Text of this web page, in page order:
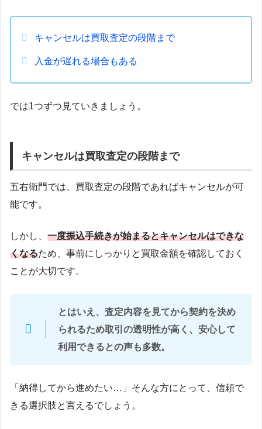
キャンセルは買取査定の段階まで
入金が遅れる場合もある
では1つずつ見ていきましょう。
キャンセルは買取査定の段階まで
五右衛門では、買取査定の段階であればキャンセルが可
能です。
しかし、 一度振込手続きが始まるとキャンセルはできな
くなるため、事前にしっかりと買取金額を確認しておく
ことが大切です。
とはいえ、査定内容を見てから契約を決め
られるため取引の透明性が高く、安心して
利用できるとの声も多数。
「納得してから進めたい…」そんな方にとって、信頼で
きる選択肢と言えるでしょう。